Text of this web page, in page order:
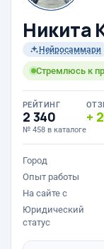
Никита
Нейросаммари
Стремлюсь к
РЕЙТИНГ
2 340
№ 458 в каталоге
Город
Опыт работы
На сайте с
Юридический
статус